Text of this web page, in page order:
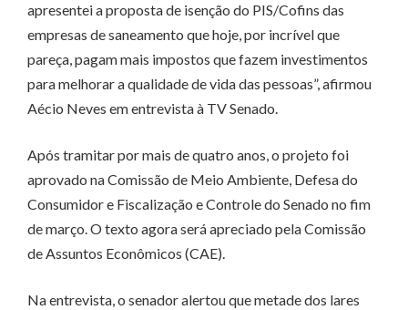
apresentei a proposta de isenção do PIS/Cofins das
empresas de saneamento que hoje, por incrível que
pareça, pagam mais impostos que fazem investimentos
para melhorar a qualidade de vida das pessoas”, afirmou
Aécio Neves em entrevista à TV Senado.
Após tramitar por mais de quatro anos, o projeto foi
aprovado na Comissão de Meio Ambiente, Defesa do
Consumidor e Fiscalização e Controle do Senado no fim
de março. O texto agora será apreciado pela Comissão
de Assuntos Econômicos (CAE).
Na entrevista, o senador alertou que metade dos lares